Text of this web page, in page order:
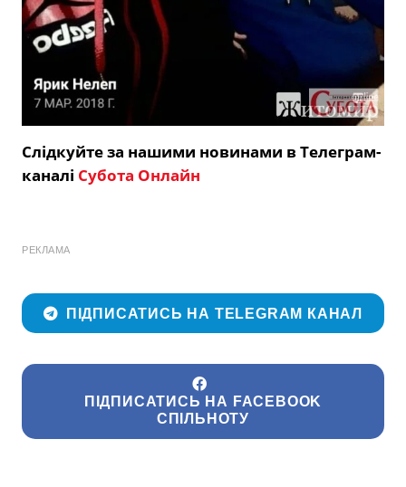
Слідкуйте за нашими новинами в Телеграм-
каналі Субота Онлайн
РЕКЛАМА
ПІДПИСАТИСЬ НА TELEGRAM КАНАЛ
ПІДПИСАТИСЬ НА FACEBOOK
СПІЛЬНОТУ